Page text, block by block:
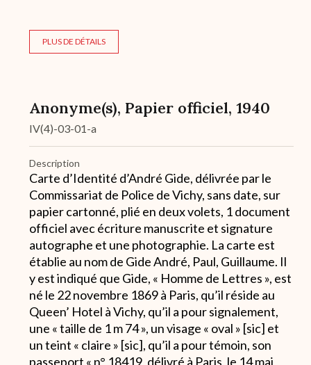
PLUS DE DÉTAILS
Anonyme(s), Papier officiel, 1940
IV(4)-03-01-a
Description
Carte d’Identité d’André Gide, délivrée par le
Commissariat de Police de Vichy, sans date, sur
papier cartonné, plié en deux volets, 1 document
officiel avec écriture manuscrite et signature
autographe et une photographie. La carte est
établie au nom de Gide André, Paul, Guillaume. Il
y est indiqué que Gide, « Homme de Lettres », est
né le 22 novembre 1869 à Paris, qu’il réside au
Queen’ Hotel à Vichy, qu’il a pour signalement,
une « taille de 1 m 74 », un visage « oval » [sic] et
un teint « claire » [sic], qu’il a pour témoin, son
passeport « n° 18419, délivré à Paris, le 14 mai